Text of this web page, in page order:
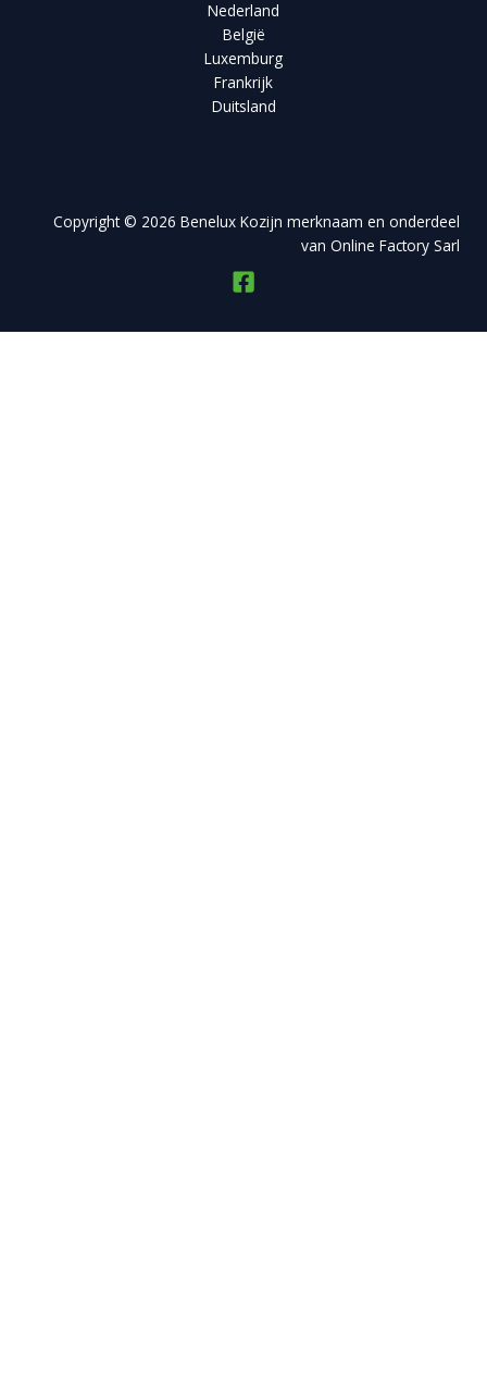
Nederland
België
Luxemburg
Frankrijk
Duitsland
Copyright © 2026 Benelux Kozijn merknaam en onderdeel
van Online Factory Sarl